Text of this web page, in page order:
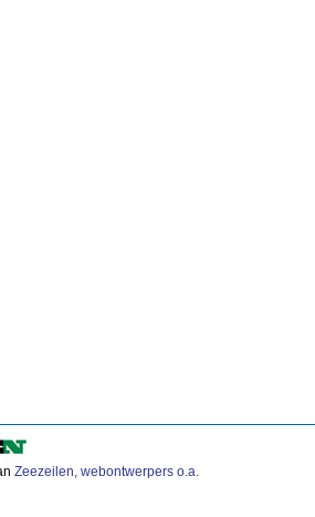
Zeezeilen, webontwerpers o.a.